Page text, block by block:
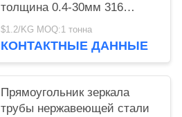
толщина 0.4-30мм 316
индустрий
$1.2/KG MOQ:1 тонна
КОНТАКТНЫЕ ДАННЫЕ
Прямоугольник зеркала
трубы нержавеющей стали